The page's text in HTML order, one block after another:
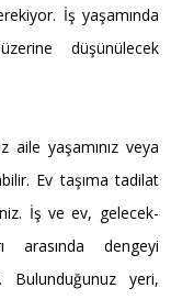
İş yaşamında
düşünülecek
yaşamınız veya
Ev taşıma tadilat
İş ve ev, gelecek-
arasında dengeyi
Bulunduğunuz yeri,